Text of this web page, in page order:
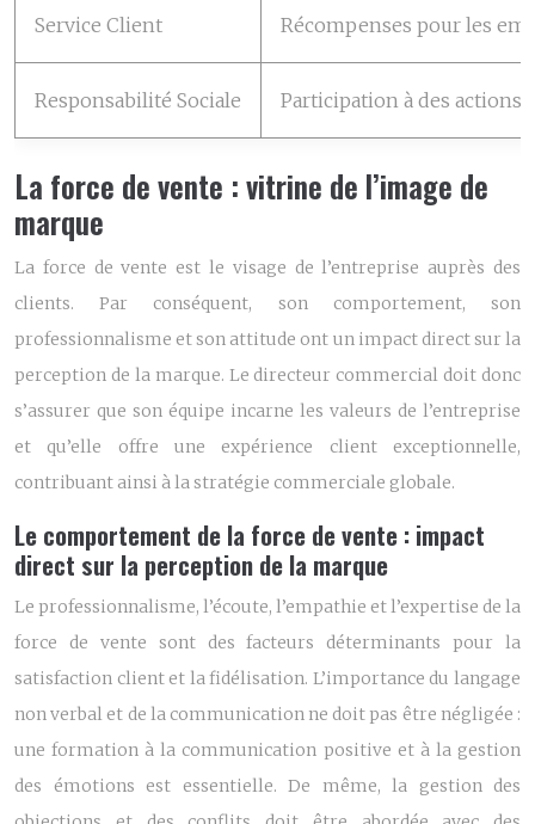
Service Client Récompenses pour les
Responsabilité Sociale Participation à des actions
La force de vente : vitrine de l’image de
marque
La force de vente est le visage de l’entreprise auprès des
clients. Par conséquent, son comportement, son
professionnalisme et son attitude ont un impact direct sur la
perception de la marque. Le directeur commercial doit donc
s’assurer que son équipe incarne les valeurs de l’entreprise
et qu’elle offre une expérience client exceptionnelle,
contribuant ainsi à la stratégie commerciale globale.
Le comportement de la force de vente : impact
direct sur la perception de la marque
Le professionnalisme, l’écoute, l’empathie et l’expertise de la
force de vente sont des facteurs déterminants pour la
satisfaction client et la fidélisation. L’importance du langage
non verbal et de la communication ne doit pas être négligée :
une formation à la communication positive et à la gestion
des émotions est essentielle. De même, la gestion des